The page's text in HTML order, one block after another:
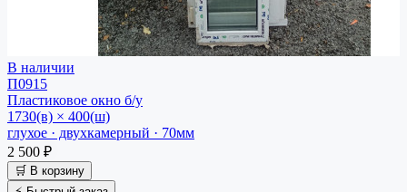
В наличии
П0915
Пластиковое окно б/у
1730(в) × 400(ш)
глухое · двухкамерный · 70мм
2 500 ₽
🛒 В корзину